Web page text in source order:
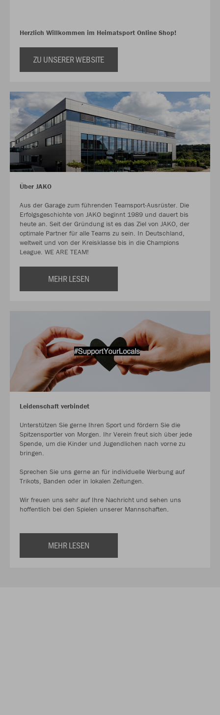
Herzlich Willkommen im Heimatsport Online Shop!
ZU UNSERER WEBSITE
Über JAKO
Aus der Garage zum führenden Teamsport-Ausrüster. Die
Erfolgsgeschichte von JAKO beginnt 1989 und dauert bis
heute an. Seit der Gründung ist es das Ziel von JAKO, der
optimale Partner für alle Teams zu sein. In Deutschland,
weltweit und von der Kreisklasse bis in die Champions
League. WE ARE TEAM!
MEHR LESEN
Leidenschaft verbindet
Unterstützen Sie gerne Ihren Sport und fördern Sie die
Spitzensportler von Morgen. Ihr Verein freut sich über jede
Spende, um die Kinder und Jugendlichen nach vorne zu
bringen.
Sprechen Sie uns gerne an für individuelle Werbung auf
Trikots, Banden oder in lokalen Zeitungen.
Wir freuen uns sehr auf Ihre Nachricht und sehen uns
hoffentlich bei den Spielen unserer Mannschaften.
MEHR LESEN